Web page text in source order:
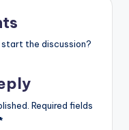
start the discussion?
Required fields